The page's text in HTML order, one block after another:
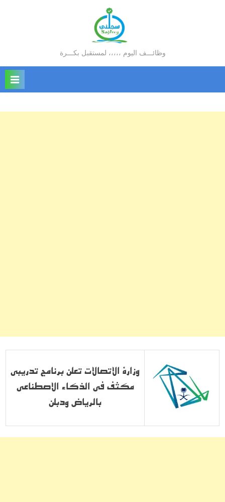
سجلني
وظائـــف اليوم ،،،،، لمستقبل بكـــرة
وزارة الاتصالات تعلن برنامج تدريبي
مكثف في الذكاء الاصطناعي
بالرياض ودبلن